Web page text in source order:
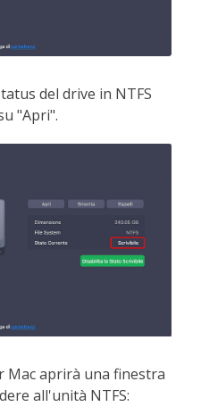
del drive in NTFS
"Apri".
Mac aprirà una finestra
all'unità NTFS: